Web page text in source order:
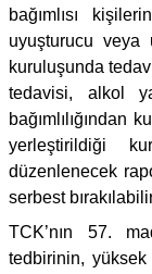
bağımlısı
uyuşturucu veya
kuruluşunda
tedavisi, alkol
bağımlılığından
yerleştirildiği
düzenlenecek
serbest
TCK’nın 57.
tedbirinin,